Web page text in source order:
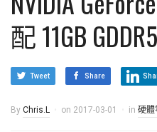
配 11GB
Tweet Share
By Chris.L on 2017-03-01 in 硬體